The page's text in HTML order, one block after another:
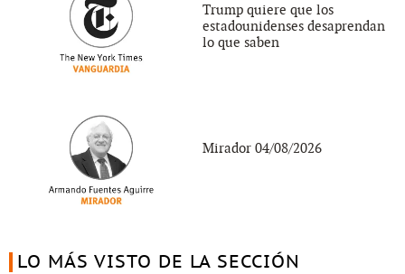
Trump quiere que los
estadounidenses desaprendan
lo que saben
Mirador 04/08/2026
LO MÁS VISTO DE LA SECCIÓN